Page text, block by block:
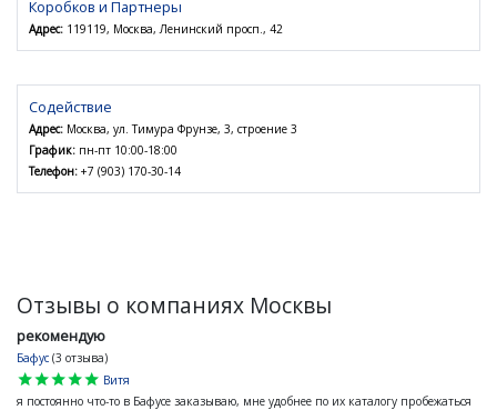
Коробков и Партнеры
Адрес: 119119, Москва, Ленинский просп., 42
Содействие
Адрес: Москва, ул. Тимура Фрунзе, 3, строение 3
График: пн-пт 10:00-18:00
Телефон: +7 (903) 170-30-14
Отзывы о компаниях Москвы
рекомендую
Бафус (3 отзыва)
star
star
star
star
star
Витя
я постоянно что-то в Бафусе заказываю, мне удобнее по их каталогу пробежаться